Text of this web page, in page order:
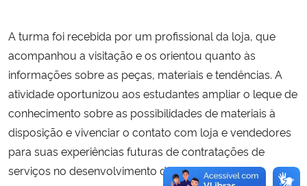
A turma foi recebida por um profissional da loja, que
acompanhou a visitação e os orientou quanto às
informações sobre as peças, materiais e tendências. A
atividade oportunizou aos estudantes ampliar o leque de
conhecimento sobre as possibilidades de materiais à
disposição e vivenciar o contato com loja e vendedores
para suas experiências futuras de contratações de
serviços no desenvolvimento de projetos.